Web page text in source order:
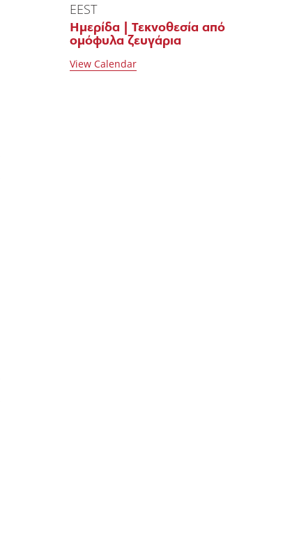
EEST
Ημερίδα | Τεκνοθεσία από
ομόφυλα ζευγάρια
View Calendar